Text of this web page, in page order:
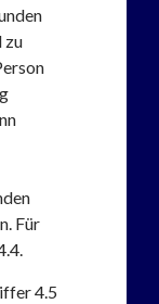
zu
Für
4.5